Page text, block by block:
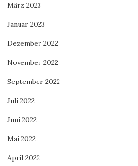
März 2023
Januar 2023
Dezember 2022
November 2022
September 2022
Juli 2022
Juni 2022
Mai 2022
April 2022